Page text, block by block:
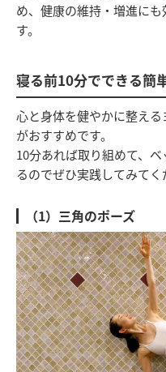
め、健康の維持・増進に
す。
寝る前10分でできる簡
心と身体を健やかに整え
がおすすめです。
10分あれば取り組めて、
るのでぜひ実践してみてく
（1）三角のポーズ